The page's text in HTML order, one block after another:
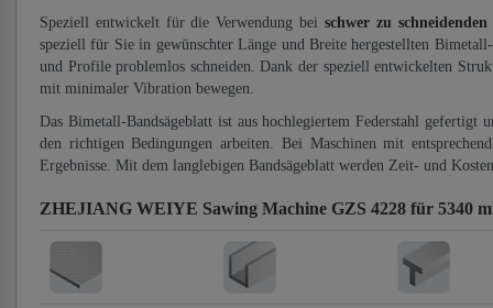
Speziell entwickelt für die Verwendung bei schwer zu
speziell für Sie in gewünschter Länge und Breite hergestellten
und Profile problemlos schneiden. Dank der speziell entwickelten
mit minimaler Vibration bewegen.
Das Bimetall-Bandsägeblatt ist aus hochlegiertem Federstahl
den richtigen Bedingungen arbeiten. Bei Maschinen mit
Ergebnisse. Mit dem langlebigen Bandsägeblatt werden Zeit- und
ZHEJIANG WEIYE Sawing Machine GZS 4228 für 5340